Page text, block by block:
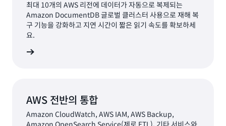
최대 10개의 AWS 리전에 데이터가 자동으로 복제되는
Amazon DocumentDB 글로벌 클러스터 사용으로 재해 복
구 기능을 강화하고 지연 시간이 짧은 읽기 속도를 확보하세
요.
AWS 전반의 통합
Amazon CloudWatch, AWS IAM, AWS Backup,
Amazon OpenSearch Service(제로 ETL), 기타 서비스와